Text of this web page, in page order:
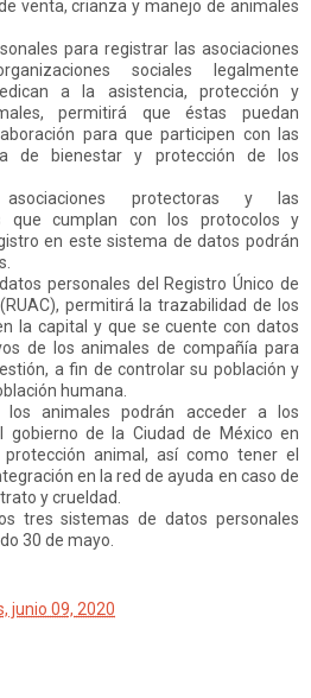
venta, crianza y manejo de animales
para registrar las asociaciones
sociales legalmente
a la asistencia, protección y
permitirá que éstas puedan
para que participen con las
de bienestar y protección de los
asociaciones protectoras y las
que cumplan con los protocolos y
en este sistema de datos podrán
personales del Registro Único de
permitirá la trazabilidad de los
la capital y que se cuente con datos
de los animales de compañía para
a fin de controlar su población y
humana.
los animales podrán acceder a los
gobierno de la Ciudad de México en
animal, así como tener el
en la red de ayuda en caso de
y crueldad.
tres sistemas de datos personales
30 de mayo.
junio 09, 2020